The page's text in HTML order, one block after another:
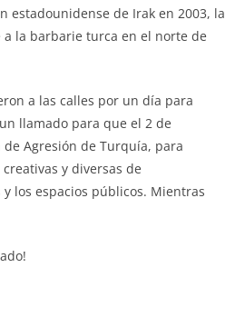
estadounidense de Irak en 2003, la
la barbarie turca en el norte de
a las calles por un día para
llamado para que el 2 de
Agresión de Turquía, para
y diversas de
los espacios públicos. Mientras